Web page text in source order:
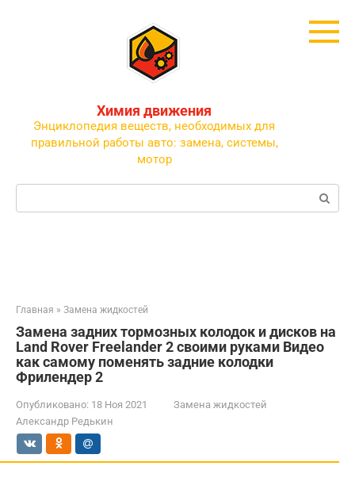
Химия движения
Энциклопедия веществ, необходимых для
правильной работы авто: замена, системы,
мотор
Поиск:
Главная » Замена жидкостей
Замена задних тормозных колодок и дисков на
Land Rover Freelander 2 своими руками Видео
как самому поменять задние колодки
Фрилендер 2
Опубликовано: 18 Ноя 2021
Замена жидкостей
Александр Редькин